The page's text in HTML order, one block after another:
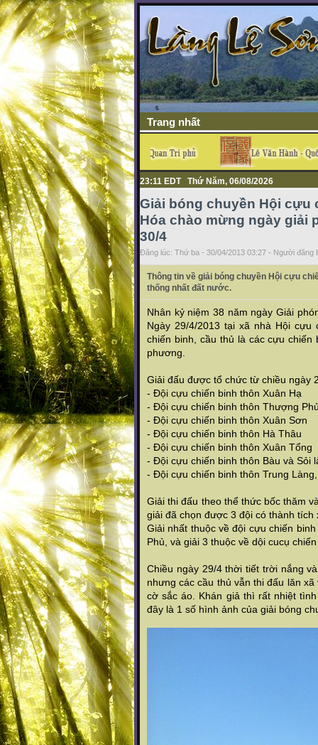
Trang nhất
23:11 EDT Thứ Năm, 06/08/2026
Giải bóng chuyền Hội cựu
Hóa chào mừng ngày giải
30/4
Đăng lúc: Thứ ba - 30/04/2013 03:27 - Người đăng
Thông tin về giải bóng chuyền Hội cựu
thống nhất đất nước.
Nhân kỷ niệm 38 năm ngày Giải
Ngày 29/4/2013 tại xã nhà Hội
chiến binh, cầu thủ là các cựu
phương.
Giải đấu được tổ chức từ chiều ngày
- Đội cựu chiến binh thôn Xuân Hạ
- Đội cựu chiến binh thôn Thượng
- Đội cựu chiến binh thôn Xuân Sơn
- Đội cựu chiến binh thôn Hà Thâu
- Đội cựu chiến binh thôn Xuân Tổng
- Đội cựu chiến binh thôn Bàu và Sỏi
- Đội cựu chiến binh thôn Trung
Giải thi đấu theo thể thức bốc thăm
giải đã chọn được 3 đội có thành tích
Giải nhất thuộc về đội cựu chiến
Phủ, và giải 3 thuộc về dội cucụ
Chiều ngày 29/4 thời tiết trời nắng
nhưng các cầu thủ vẫn thi đấu lăn
cờ sắc áo. Khán giả thì rất nhiệt
đây là 1 số hình ảnh của giải bóng